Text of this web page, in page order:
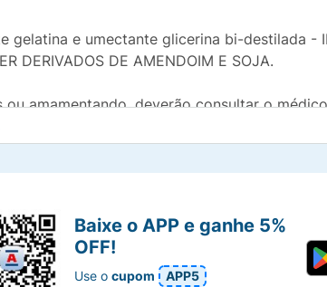
gelatina e umectante glicerina bi-destilada -
DERIVADOS DE AMENDOIM E SOJA.
amamentando, deverão consultar o
produto.
de que este alimento previna, trate ou cure
Baixe o APP e ganhe 5%
OFF!
Use ocupom
APP5